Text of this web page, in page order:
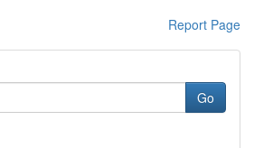
Report Page
Go